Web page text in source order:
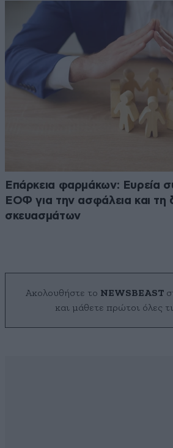
Επάρκεια φαρμάκων: Ευρεία
ΕΟΦ για την ασφάλεια και τη
σκευασμάτων
Ακολουθήστε το NEWSBEAST
και μάθετε πρώτοι όλες